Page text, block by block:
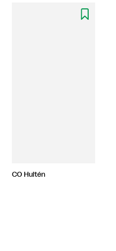

CO Hultén